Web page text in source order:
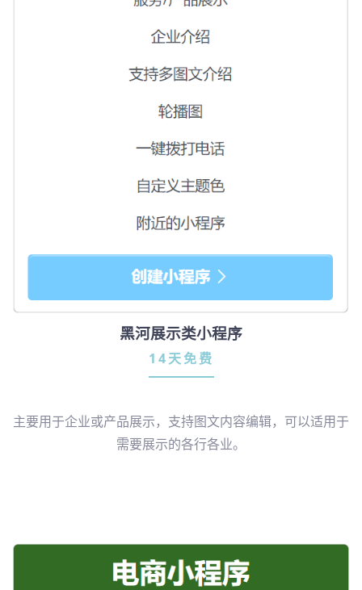
黑河展示类小程序
14天免费
主要用于企业或产品展示，支持图文内容编辑，可以适用于
需要展示的各行各业。